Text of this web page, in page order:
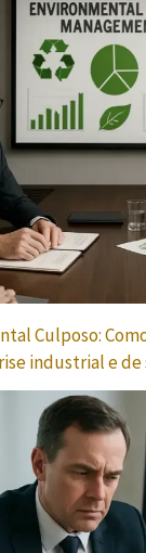
Culposo:
industrial e